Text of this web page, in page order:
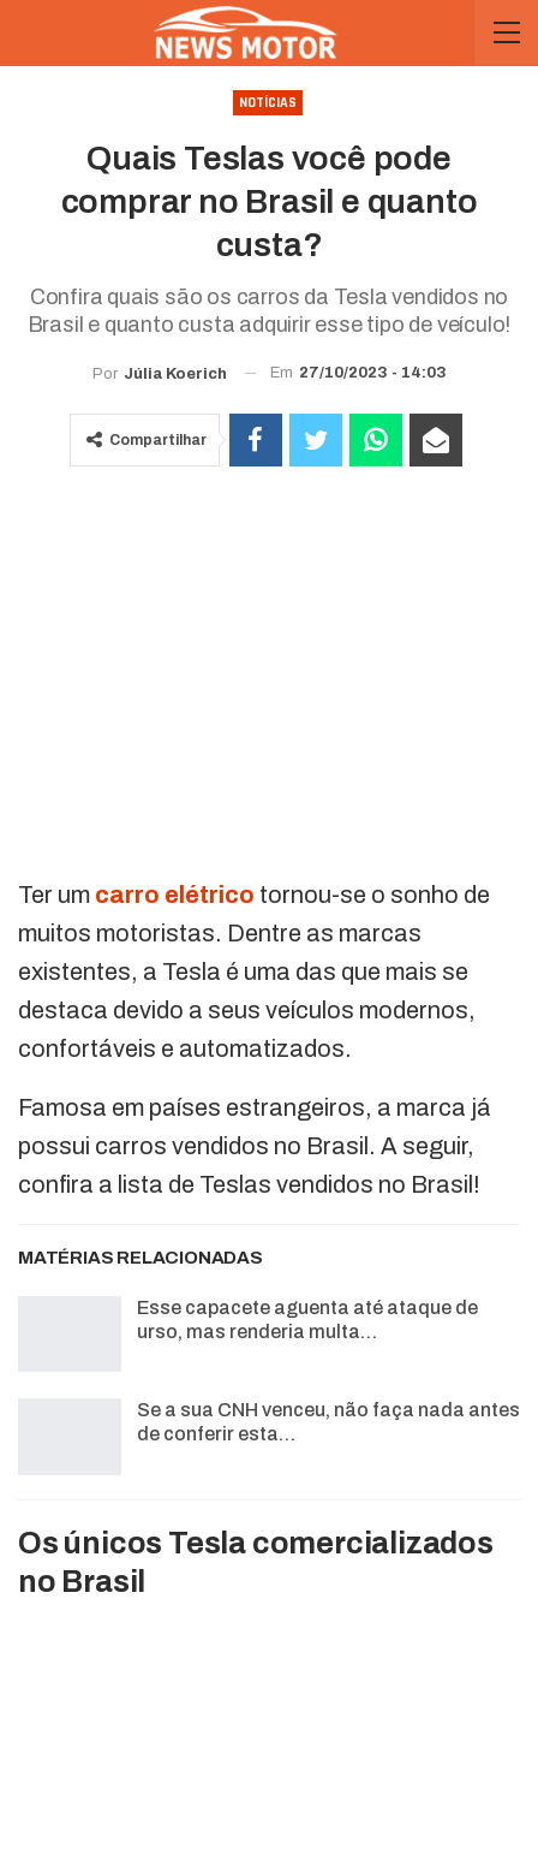
NOTÍCIAS
Quais Teslas você pode
comprar no Brasil e quanto
custa?
Confira quais são os carros da Tesla vendidos no
Brasil e quanto custa adquirir esse tipo de veículo!
Por Júlia Koerich Em 27/10/2023 - 14:03
Compartilhar
Ter um carro elétrico tornou-se o sonho de
muitos motoristas. Dentre as marcas
existentes, a Tesla é uma das que mais se
destaca devido a seus veículos modernos,
confortáveis e automatizados.
Famosa em países estrangeiros, a marca já
possui carros vendidos no Brasil. A seguir,
confira a lista de Teslas vendidos no Brasil!
MATÉRIAS RELACIONADAS
Esse capacete aguenta até ataque de
urso, mas renderia multa…
Se a sua CNH venceu, não faça nada antes
de conferir esta…
Os únicos Tesla comercializados
no Brasil